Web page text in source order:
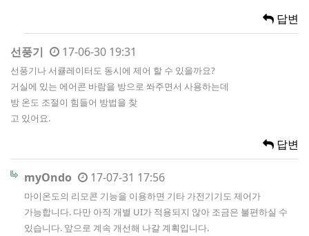
답변
선풍기 17-06-30 19:31
선풍기나 서큘레이터도 동시에 제어 할 수 있을까요?
거실에 있는 에어콘 바람을 방으로 쏴주면서 사용하는데
방 온도 조절이 힘들어 방법을 찾
고 있어요.
답변
myOndo 17-07-31 17:56
마이온도의 리모콘 기능을 이용하면 기타 가전기기도 제어가
가능합니다. 다만 아직 개별 UI가 적용되지 않아 조금은 불편하실 수
있습니다. 앞으로 계속 개선해 나갈 계획입니다.